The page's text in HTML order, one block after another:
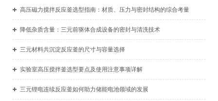
高压磁力搅拌反应釜选型指南：材质、压力与密封结构的综合考量
降低杂质含量：三元前驱体合成设备的密封与清洗技术
三元材料共沉淀反应釜的尺寸与容量选择
实验室高压搅拌釜选型要点及使用注意事项详解
三元锂电连续反应釜如何助力储能电池领域的发展